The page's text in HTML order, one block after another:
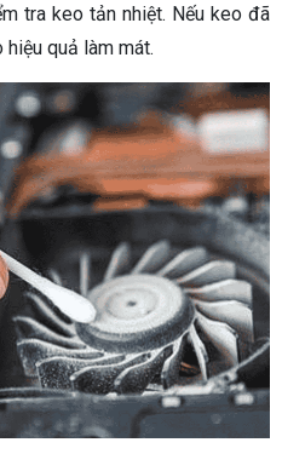
tra keo tản nhiệt. Nếu keo đã
quả làm mát.